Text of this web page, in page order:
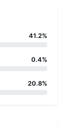
41.2%
0.4%
20.8%